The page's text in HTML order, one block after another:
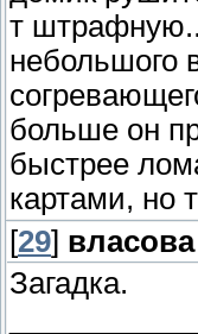
т
небольшого
больше он
быстрее
картами, но
[29] власова
Загадка.